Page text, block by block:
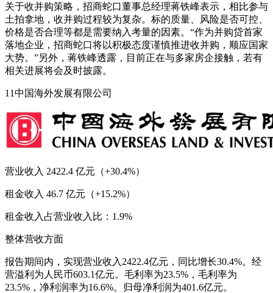
关于收并购策略，招商蛇口董事总经理蒋铁峰表示，相比参与
土拍拿地，收并购过程较为复杂。标的质量、风险是否可控、
价格是否合理等都是需要纳入考量的因素。“作为并购贷首家
落地企业，招商蛇口将以积极态度谨慎推进收并购，顺应国家
大势。”另外，蒋铁峰透露，目前正在与多家房企接触，若有
相关进展将会及时披露。
11中国海外发展有限公司
营业收入 2422.4 亿元（+30.4%）
租金收入 46.7 亿元（+15.2%）
租金收入占营业收入比：1.9%
整体营收方面
报告期间内，实现营业收入2422.4亿元，同比增长30.4%。经
营溢利为人民币603.1亿元。毛利率为23.5%，毛利率为
23.5%，净利润率为16.6%。归母净利润为401.6亿元。